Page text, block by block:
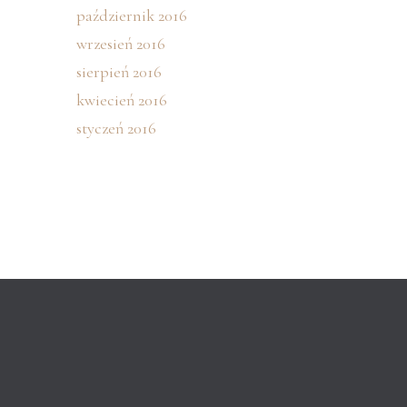
październik 2016
wrzesień 2016
sierpień 2016
kwiecień 2016
styczeń 2016